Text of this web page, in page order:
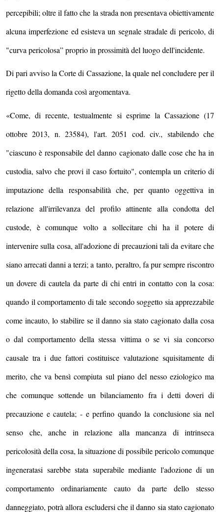
percepibili; oltre il fatto che la strada non presentava obiettivamente
alcuna imperfezione ed esisteva un segnale stradale di pericolo, di
"curva pericolosa” proprio in prossimità del luogo dell'incidente.
Di pari avviso la Corte di Cassazione, la quale nel concludere per il
rigetto della domanda così argomentava.
«Come, di recente, testualmente si esprime la Cassazione (17
ottobre 2013, n. 23584), l'art. 2051 cod. civ., stabilendo che
"ciascuno è responsabile del danno cagionato dalle cose che ha in
custodia, salvo che provi il caso fortuito", contempla un criterio di
imputazione della responsabilità che, per quanto oggettiva in
relazione all'irrilevanza del profilo attinente alla condotta del
custode, è comunque volto a sollecitare chi ha il potere di
intervenire sulla cosa, all'adozione di precauzioni tali da evitare che
siano arrecati danni a terzi; a tanto, peraltro, fa pur sempre riscontro
un dovere di cautela da parte di chi entri in contatto con la cosa:
quando il comportamento di tale secondo soggetto sia apprezzabile
come incauto, lo stabilire se il danno sia stato cagionato dalla cosa
o dal comportamento della stessa vittima o se vi sia concorso
causale tra i due fattori costituisce valutazione squisitamente di
merito, che va bensì compiuta sul piano del nesso eziologico ma
che comunque sottende un bilanciamento fra i detti doveri di
precauzione e cautela; - e perfino quando la conclusione sia nel
senso che, anche in relazione alla mancanza di intrinseca
pericolosità della cosa, la situazione di possibile pericolo comunque
ingeneratasi sarebbe stata superabile mediante l'adozione di un
comportamento ordinariamente cauto da parte dello stesso
danneggiato, potrà allora escludersi che il danno sia stato cagionato